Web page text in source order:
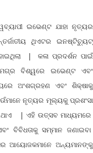
ଇଭେଣ୍ଟ ଯାହା ନୃତ୍ୟର
ଥିଏଟର ଇନଷ୍ଟିଚ୍ୟୁଟ୍
| କଳା ପ୍ରଦର୍ଶନ ପାଇଁ
ବିଶ୍ୱରେ ଇଭେଣ୍ଟ ଏବଂ
ଅଂଶଗ୍ରହଣ ଏବଂ ଶିକ୍ଷାକୁ
ନୃତ୍ୟର ମୂଲ୍ୟକୁ ପ୍ରଶଂସା
|ଏହି ଉତ୍ସବ ମାଧ୍ୟମରେ
ବିବିଧତାକୁ ସମ୍ମାନ ଜଣାଇବା
ଆୟୋଜକମାନେ ଅନ୍ୟମାନଙ୍କୁ